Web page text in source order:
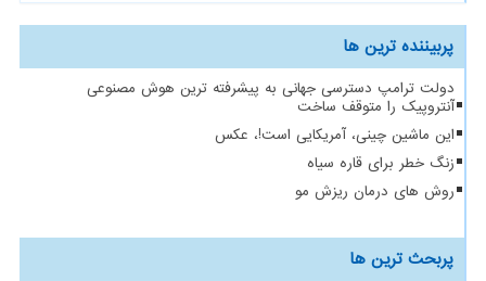
پربیننده ترین ها
دولت ترامپ دسترسی جهانی به پیشرفته ترین هوش مصنوعی
آنتروپیک را متوقف ساخت
این ماشین چینی، آمریکایی است!، عکس
زنگ خطر برای قاره سیاه
روش های درمان ریزش مو
پربحث ترین ها